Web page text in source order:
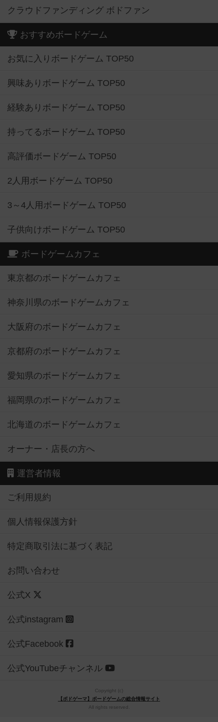
クラウドファンディング ボドファン
おすすめボードゲーム
お気に入りボードゲーム TOP50
興味ありボードゲーム TOP50
経験ありボードゲーム TOP50
持ってるボードゲーム TOP50
高評価ボードゲーム TOP50
2人用ボードゲーム TOP50
3～4人用ボードゲーム TOP50
子供向けボードゲーム TOP50
ボードゲームカフェ
東京都のボードゲームカフェ
神奈川県のボードゲームカフェ
大阪府のボードゲームカフェ
京都府のボードゲームカフェ
愛知県のボードゲームカフェ
福岡県のボードゲームカフェ
北海道のボードゲームカフェ
オーナー・店長の方へ
運営者情報
ご利用規約
個人情報保護方針
特定商取引法に基づく表記
お問い合わせ
公式X
公式instagram
公式Facebook
公式YouTubeチャンネル
Copyright (c)
【ボドゲーマ】ボードゲームの総合情報サイト
All rights reserved.